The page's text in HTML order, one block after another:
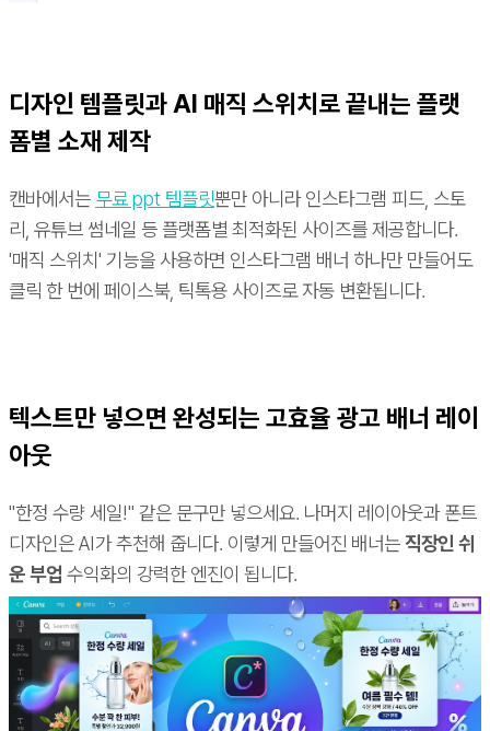
디자인 템플릿과 AI 매직 스위치로 끝내는 플랫
폼별 소재 제작
캔바에서는 무료 ppt 템플릿뿐만 아니라 인스타그램 피드, 스토
리, 유튜브 썸네일 등 플랫폼별 최적화된 사이즈를 제공합니다.
'매직 스위치' 기능을 사용하면 인스타그램 배너 하나만 만들어도
클릭 한 번에 페이스북, 틱톡용 사이즈로 자동 변환됩니다.
텍스트만 넣으면 완성되는 고효율 광고 배너 레이
아웃
"한정 수량 세일!" 같은 문구만 넣으세요. 나머지 레이아웃과 폰트
디자인은 AI가 추천해 줍니다. 이렇게 만들어진 배너는직장인 쉬
운 부업 수익화의 강력한 엔진이 됩니다.